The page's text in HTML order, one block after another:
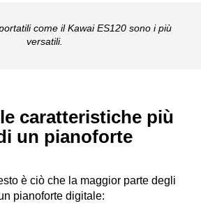
come il Kawai ES120 sono i più
versatili.
caratteristiche più
un pianoforte
è ciò che la maggior parte degli
pianoforte digitale: